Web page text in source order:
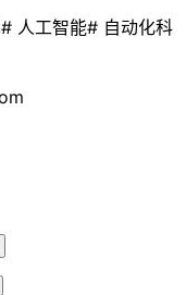
# 人工智能# 自动化科